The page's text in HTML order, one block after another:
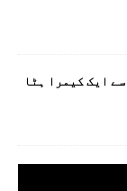
ایس 27 الٹرا سے ایک کیمرا ہٹا